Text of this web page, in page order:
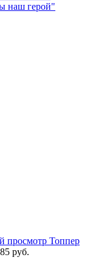
наш герой"
просмотр Топпер
85 руб.